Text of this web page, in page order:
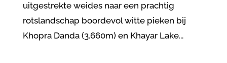
uitgestrekte weides naar een prachtig
rotslandschap boordevol witte pieken bij
Khopra Danda (3.660m) en Khayar Lake...